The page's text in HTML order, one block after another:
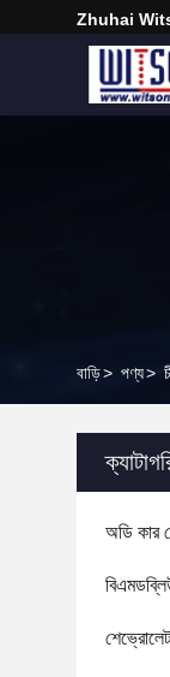
Zhuhai
বাড়ি> পণ্য>
অডি কার